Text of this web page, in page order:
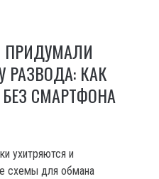
РАЗВОДА: КАК
СМАРТФОНА
ухитряются и
схемы для обмана